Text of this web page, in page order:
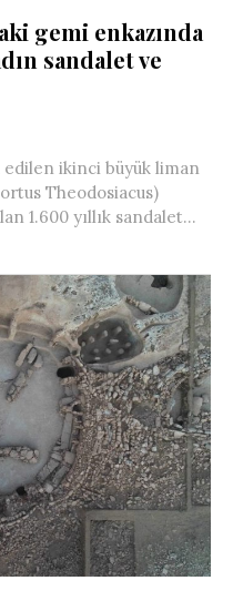
gemi enkazında
sandalet ve
edilen ikinci büyük liman
Theodosiacus)
1.600 yıllık sandalet...